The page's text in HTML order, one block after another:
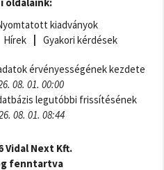
kiadványok
Hírek Gyakori kérdések
érvényességének kezdete
08. 01. 00:00
legutóbbi frissítésének
08. 01. 08:44
Vidal Next Kft.
fenntartva